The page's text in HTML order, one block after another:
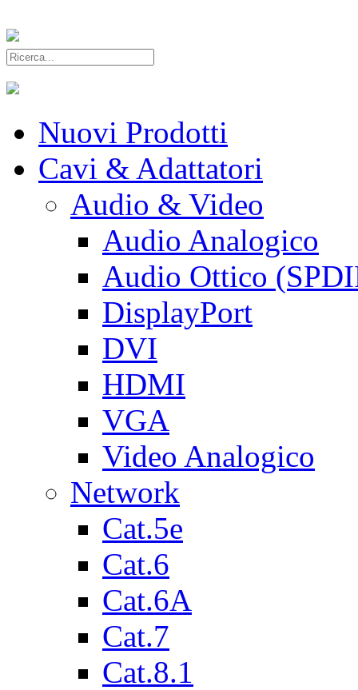
Nuovi Prodotti
Cavi & Adattatori
Audio & Video
Audio Analogico
Audio Ottico
DisplayPort
DVI
HDMI
VGA
Video Analogico
Network
Cat.5e
Cat.6
Cat.6A
Cat.7
Cat.8.1